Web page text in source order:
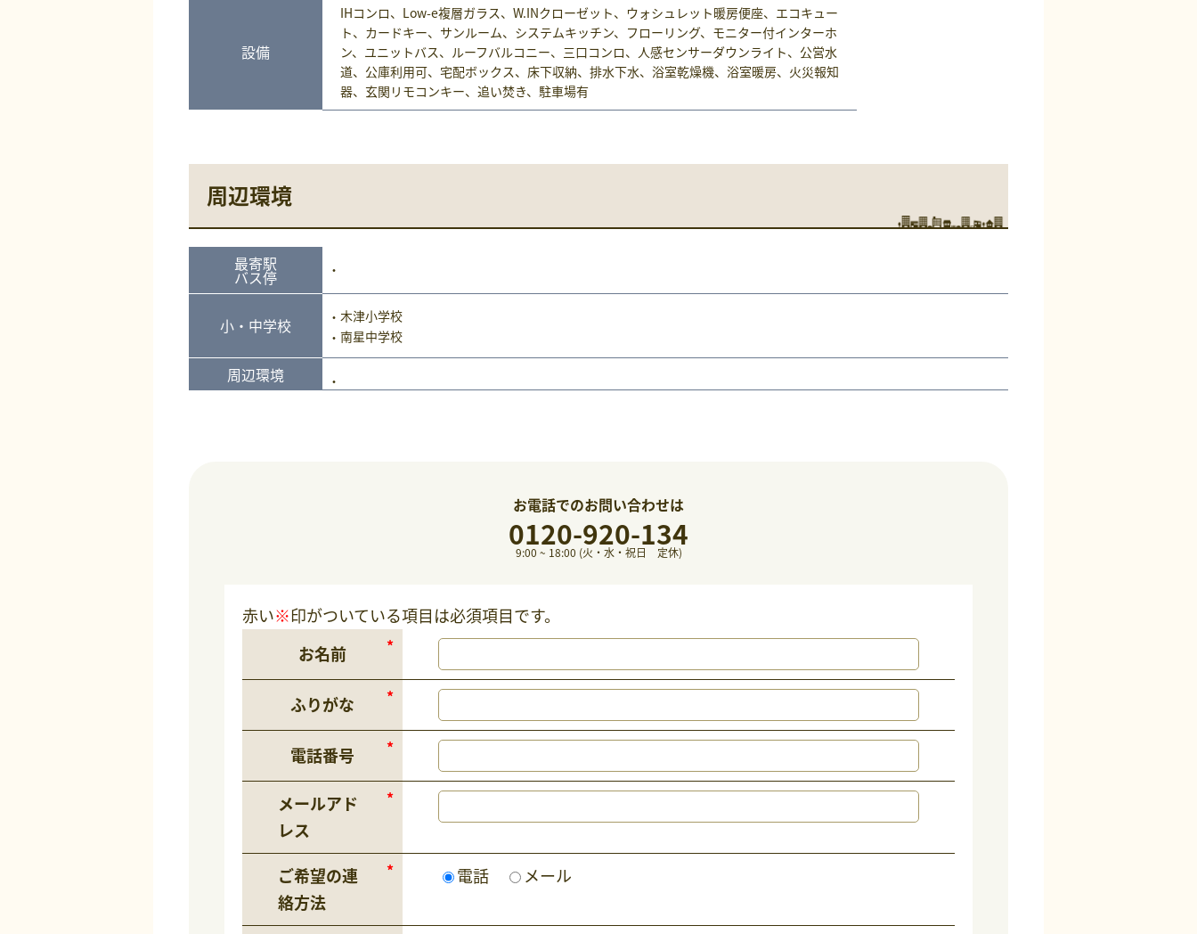
設備
IHコンロ、Low-e複層ガラス、W.INクローゼット、ウォシュレット暖房便座、エコキュー
ト、カードキー、サンルーム、システムキッチン、フローリング、モニター付インターホ
ン、ユニットバス、ルーフバルコニー、三口コンロ、人感センサーダウンライト、公営水
道、公庫利用可、宅配ボックス、床下収納、排水下水、浴室乾燥機、浴室暖房、火災報知
器、玄関リモコンキー、追い焚き、駐車場有
周辺環境
最寄駅
バス停
小・中学校
木津小学校
南星中学校
周辺環境
お電話でのお問い合わせは
0120-920-134
9:00 ~ 18:00 (火・水・祝日 定休)
赤い※印がついている項目は必須項目です。
お名前
ふりがな
電話番号
メールアド
レス
ご希望の連
絡方法
電話 メール